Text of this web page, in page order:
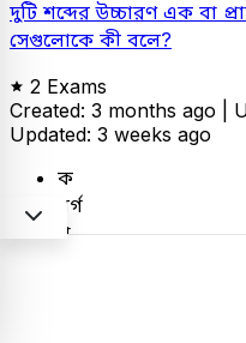
দুটি শব্দের উচ্চারণ এক বা
সেগুলোকে কী বলে?
2 Exams
Created: 3 months ago |
Updated: 3 weeks ago
ক
বর্গ
খ